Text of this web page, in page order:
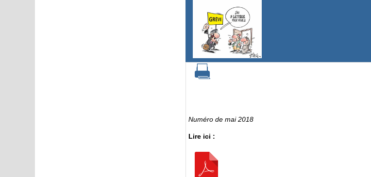
Numéro de mai 2018
Lire ici :